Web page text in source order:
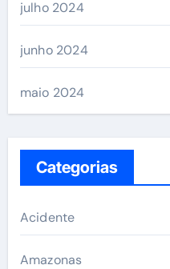
julho 2024
junho 2024
maio 2024
Categorias
Acidente
Amazonas